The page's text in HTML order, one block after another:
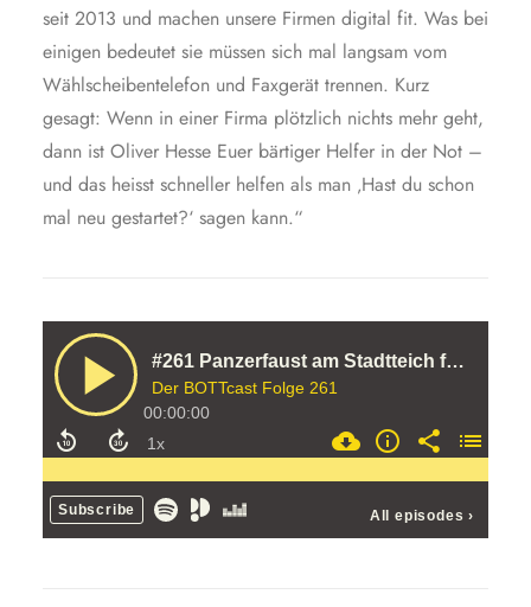
seit 2013 und machen unsere Firmen digital fit. Was bei
einigen bedeutet sie müssen sich mal langsam vom
Wählscheibentelefon und Faxgerät trennen. Kurz
gesagt: Wenn in einer Firma plötzlich nichts mehr geht,
dann ist Oliver Hesse Euer bärtiger Helfer in der Not –
und das heisst schneller helfen als man ‚Hast du schon
mal neu gestartet?‘ sagen kann.“